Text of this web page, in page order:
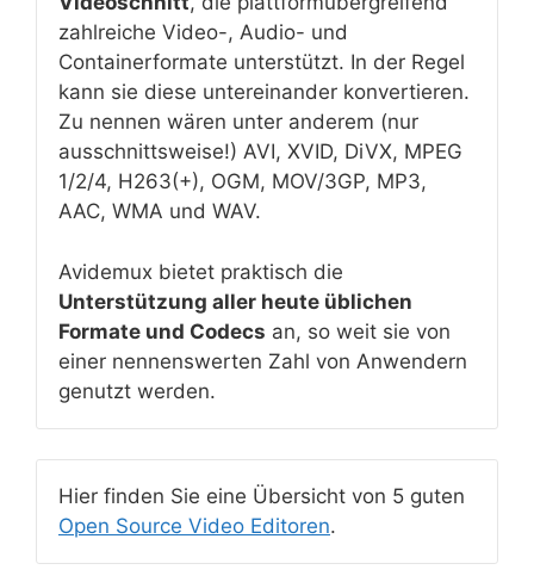
zahlreiche Video-, Audio- und
Containerformate unterstützt. In der Regel
kann sie diese untereinander konvertieren.
Zu nennen wären unter anderem (nur
ausschnittsweise!) AVI, XVID, DiVX, MPEG
1/2/4, H263(+), OGM, MOV/3GP, MP3,
AAC, WMA und WAV.
Avidemux bietet praktisch die
Unterstützung aller heute üblichen
Formate und Codecs an, so weit sie von
einer nennenswerten Zahl von Anwendern
genutzt werden.
Hier finden Sie eine Übersicht von 5 guten
Open Source Video Editoren.